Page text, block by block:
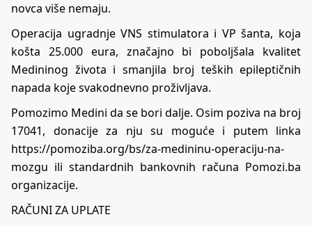
novca više nemaju.
Operacija ugradnje VNS stimulatora i VP šanta, koja
košta 25.000 eura, značajno bi poboljšala kvalitet
Medininog života i smanjila broj teških epileptičnih
napada koje svakodnevno proživljava.
Pomozimo Medini da se bori dalje. Osim poziva na broj
17041, donacije za nju su moguće i putem linka
https://pomoziba.org/bs/za-medininu-operaciju-na-
mozgu ili standardnih bankovnih računa Pomozi.ba
organizacije.
RAČUNI ZA UPLATE